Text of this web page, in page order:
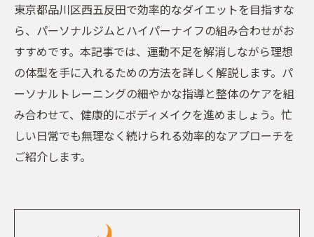
東京都品川区西五反田で効率的なダイエットを目指すな
ら、パーソナルジムとハイパーナイフの組み合わせがお
すすめです。本記事では、運動不足を解消しながら理想
の体型を手に入れるための方法を詳しく解説します。パ
ーソナルトレーニングの細やかな指導と整体のケアを組
み合わせて、健康的にボディメイクを進めましょう。忙
しい日常でも無理なく続けられる効率的なアプローチを
ご紹介します。